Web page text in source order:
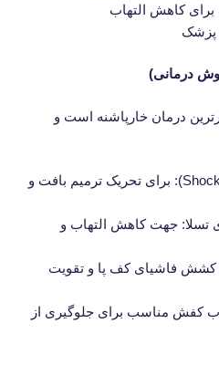
کاهش التهاب
پزشک
درمان خارپاشنه است و
شاکویوتراپی(Shockwave Therapy): برای تحریک ترمیم بافت و
تسلا: جهت کاهش التهاب و
کشش فاشیای کف پا و تقویت
کفش مناسب برای جلوگیری از